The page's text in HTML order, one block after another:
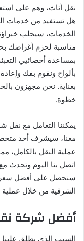
نقل أثاث، وهم على
هل تستفيد من خدمات
الخدمات، سيجلب
مناسبة لحزم أغراضك
بمساعدة أخصائيي
بألواح ونقوم بفك
بعناية. نحن مجهزون
خطوة.
يمكننا التعامل مع نقل
معنا، سيشرف أحد
عملية النقل بالكامل،
اتصل بنا اليوم وتحدث
سنحصل على أفضل سعر
الشرقية من خلال عملية
أفضل شركة نقل
السبب الذي يطلق